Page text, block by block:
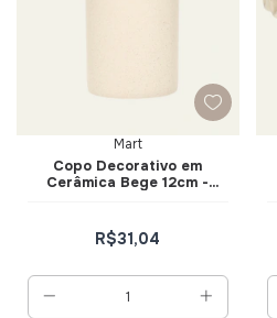
Mart
Copo Decorativo em
Cerâmica Bege 12cm -
R$31,04